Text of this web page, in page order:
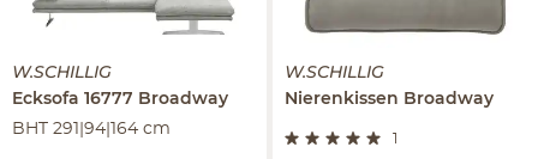
W.SCHILLIG
Ecksofa 16777 Broadway
BHT 291|94|164 cm
W.SCHILLIG
Nierenkissen Broadway
1